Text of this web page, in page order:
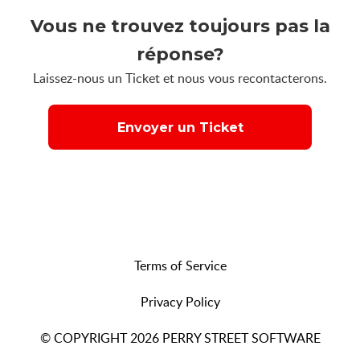
Vous ne trouvez toujours pas la
réponse?
Laissez-nous un Ticket et nous vous recontacterons.
Envoyer un Ticket
Terms of Service
Privacy Policy
© COPYRIGHT 2026 PERRY STREET SOFTWARE